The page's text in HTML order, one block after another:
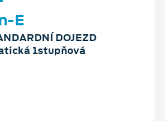
E
DOJEZD
1stupňová